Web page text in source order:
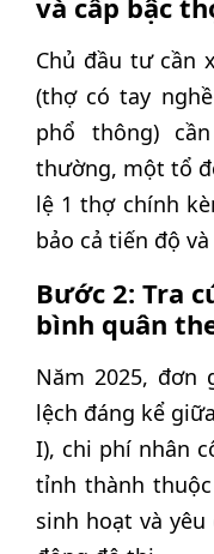
Chủ đầu tư cần
(thợ có tay
phổ thông)
thường, một tổ
lệ 1 thợ chính
bảo cả tiến độ
Bước 2: Tra
bình quân
Năm 2025, đơn
lệch đáng kể
I), chi phí nhân
tỉnh thành
sinh hoạt và